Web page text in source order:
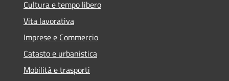
Cultura e tempo libero
Vita lavorativa
Imprese e Commercio
Catasto e urbanistica
Mobilità e trasporti